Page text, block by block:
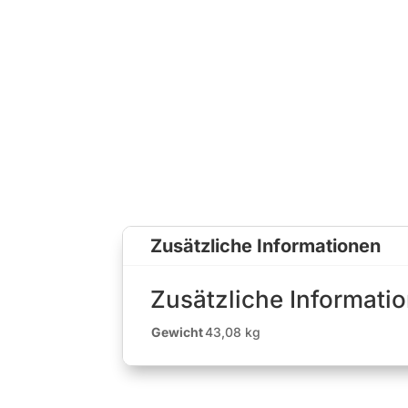
Zusätzliche Informationen
Zusätzliche
Gewicht43,08 kg